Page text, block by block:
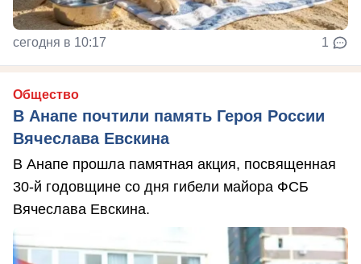
сегодня в 10:17 1
Общество
В Анапе почтили память Героя России
Вячеслава Евскина
В Анапе прошла памятная акция, посвященная
30-й годовщине со дня гибели майора ФСБ
Вячеслава Евскина.